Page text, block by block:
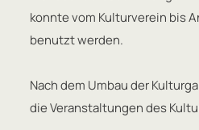
konnte vom Kulturverein bis
benutzt werden.
Nach dem Umbau der
die Veranstaltungen des